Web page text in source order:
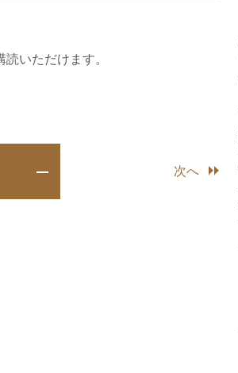
いただけます。
次へ